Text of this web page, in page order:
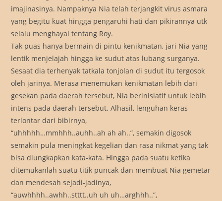
imajinasinya. Nampaknya Nia telah terjangkit virus asmara
yang begitu kuat hingga pengaruhi hati dan pikirannya utk
selalu menghayal tentang Roy.
Tak puas hanya bermain di pintu kenikmatan, jari Nia yang
lentik menjelajah hingga ke sudut atas lubang surganya.
Sesaat dia terhenyak tatkala tonjolan di sudut itu tergosok
oleh jarinya. Merasa menemukan kenikmatan lebih dari
gesekan pada daerah tersebut, Nia berinisiatif untuk lebih
intens pada daerah tersebut. Alhasil, lenguhan keras
terlontar dari bibirnya,
“uhhhhh…mmhhh..auhh..ah ah ah..”, semakin digosok
semakin pula meningkat kegelian dan rasa nikmat yang tak
bisa diungkapkan kata-kata. Hingga pada suatu ketika
ditemukanlah suatu titik puncak dan membuat Nia gemetar
dan mendesah sejadi-jadinya,
“auwhhhh..awhh..stttt..uh uh uh…arghhh..”,